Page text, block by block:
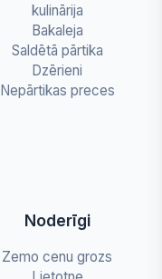
kulinārija
Bakaleja
Saldētā pārtika
Dzērieni
Nepārtikas preces
Noderīgi
Zemo cenu grozs